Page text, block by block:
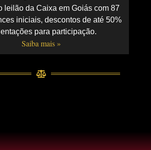
leilão da Caixa em Goiás com 87
iniciais, descontos de até 50%
para participação.
Saiba mais »